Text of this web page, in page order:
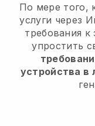
По мере того,
услуги через
требования
упростить
устройства в